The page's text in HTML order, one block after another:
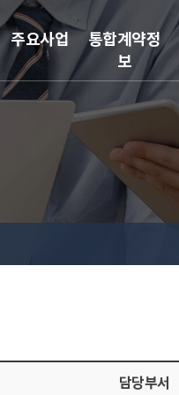
주요사업
통합계약정
보
담당부서